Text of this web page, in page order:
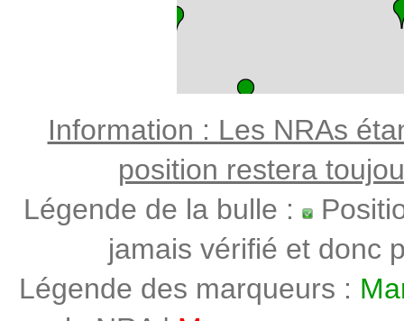
Information : Les NRAs
position restera
Légende de la bulle :
jamais vérifié et donc
Légende des marqueurs :